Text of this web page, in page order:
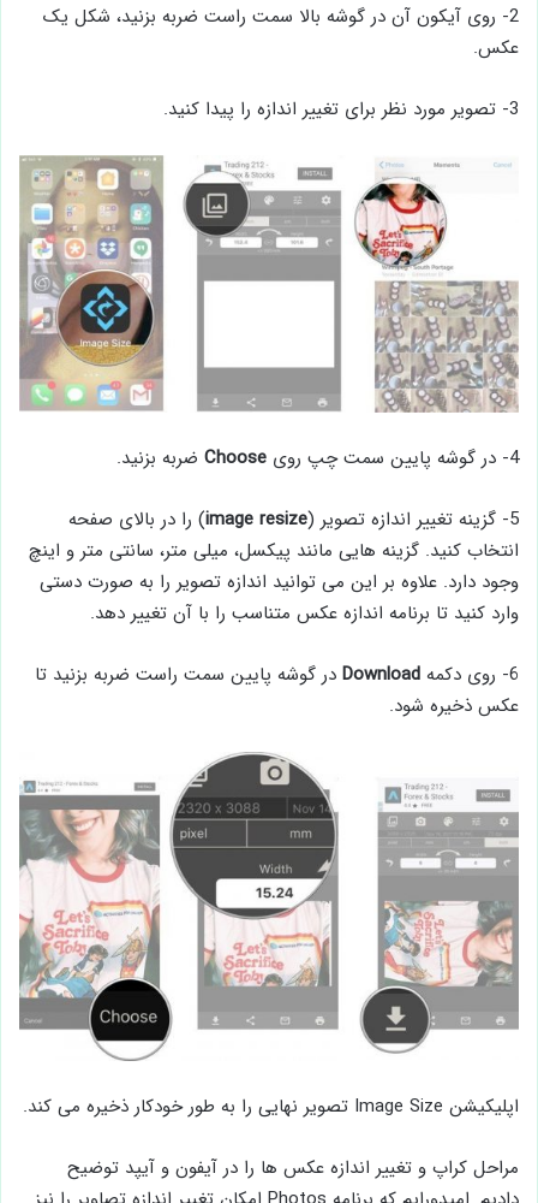
2- روی آیکون آن در گوشه بالا سمت راست ضربه بزنید، شکل یک
عکس.
3- تصویر مورد نظر برای تغییر اندازه را پیدا کنید.
4- در گوشه پایین سمت چپ روی Choose ضربه بزنید.
5- گزینه تغییر اندازه تصویر ( image resize) را در بالای صفحه
انتخاب کنید. گزینه هایی مانند پیکسل، میلی متر، سانتی متر و اینچ
وجود دارد. علاوه بر این می توانید اندازه تصویر را به صورت دستی
وارد کنید تا برنامه اندازه عکس متناسب را با آن تغییر دهد.
6- روی دکمه Download در گوشه پایین سمت راست ضربه بزنید تا
عکس ذخیره شود.
اپلیکیشن Image Size تصویر نهایی را به طور خودکار ذخیره می کند.
مراحل کراپ و تغییر اندازه عکس ها را در آیفون و آیپد توضیح